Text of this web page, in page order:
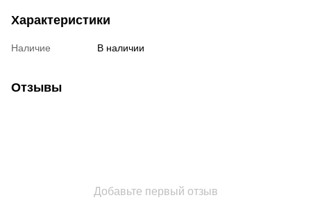
Характеристики
Наличие В наличии
Отзывы
Добавьте первый отзыв